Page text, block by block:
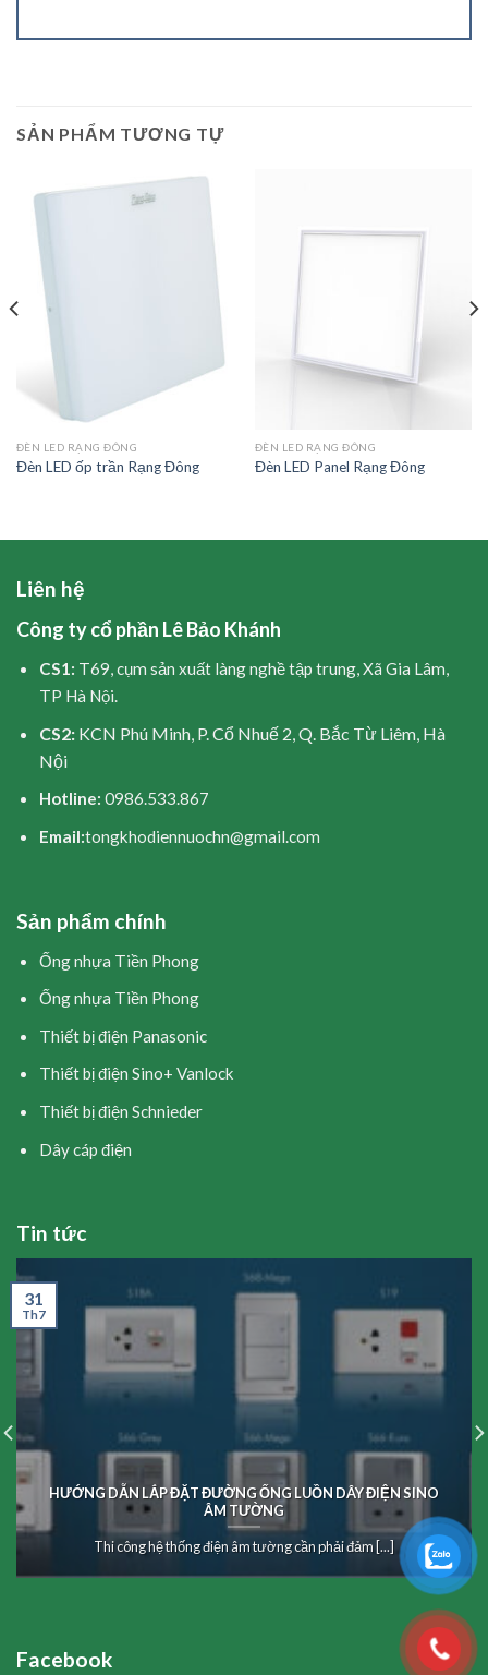
SẢN PHẨM TƯƠNG TỰ
ĐÈN LED RẠNG ĐÔNG
Đèn LED ốp trần Rạng Đông
ĐÈN LED RẠNG ĐÔNG
Đèn LED Panel Rạng Đông
Liên hệ
Công ty cổ phần Lê Bảo Khánh
CS1: T69, cụm sản xuất làng nghề tập trung, Xã Gia Lâm,
TP Hà Nội.
CS2:KCN Phú Minh, P. Cổ Nhuế 2, Q. Bắc Từ Liêm, Hà
Nội
Hotline: 0986.533.867
Email:tongkhodiennuochn@gmail.com
Sản phẩm chính
Ống nhựa Tiền Phong
Ống nhựa Tiền Phong
Thiết bị điện Panasonic
Thiết bị điện Sino+ Vanlock
Thiết bị điện Schnieder
Dây cáp điện
Tin tức
HƯỚNG DẪN LẮP ĐẶT ĐƯỜNG ỐNG LUỒN DÂY ĐIỆN SINO
ÂM TƯỜNG
Thi công hệ thống điện âm tường cần phải đảm [...]
31
Th7
Facebook